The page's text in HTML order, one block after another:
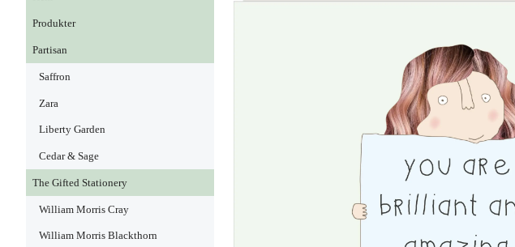
Produkter
Partisan
Saffron
Zara
Liberty Garden
Cedar & Sage
The Gifted Stationery
William Morris Cray
William Morris Blackthorn